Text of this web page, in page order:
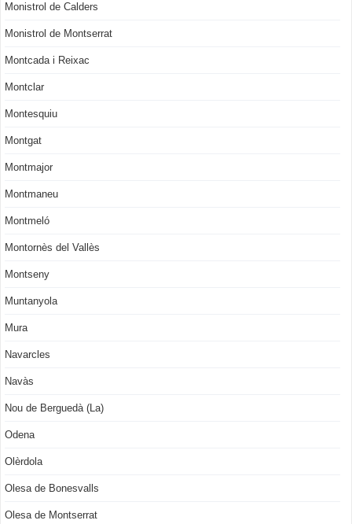
Monistrol de Calders
Monistrol de Montserrat
Montcada i Reixac
Montclar
Montesquiu
Montgat
Montmajor
Montmaneu
Montmeló
Montornès del Vallès
Montseny
Muntanyola
Mura
Navarcles
Navàs
Nou de Berguedà (La)
Odena
Olèrdola
Olesa de Bonesvalls
Olesa de Montserrat